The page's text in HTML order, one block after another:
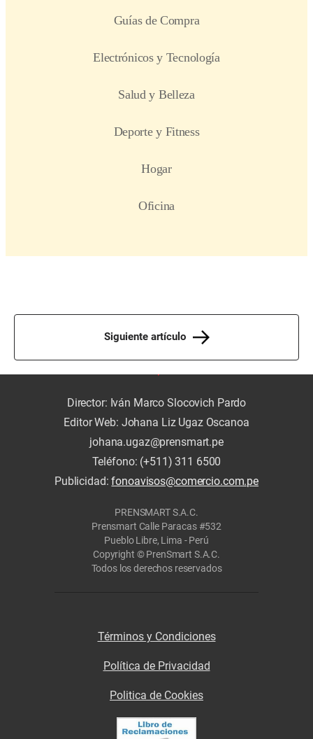
Siguiente artículo
Director: Iván Marco Slocovich Pardo
Editor Web: Johana Liz Ugaz Oscanoa
johana.ugaz@prensmart.pe
Teléfono: (+511) 311 6500
Publicidad:fonoavisos@comercio.com.pe
PRENSMART S.A.C.
Prensmart Calle Paracas #532
Pueblo Libre, Lima - Perú
Copyright © PrenSmart S.A.C.
Todos los derechos reservados
Términos y Condiciones
Política de Privacidad
Politica de Cookies